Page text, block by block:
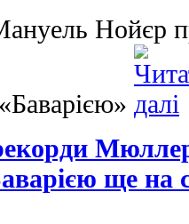
Нойєр
ще на